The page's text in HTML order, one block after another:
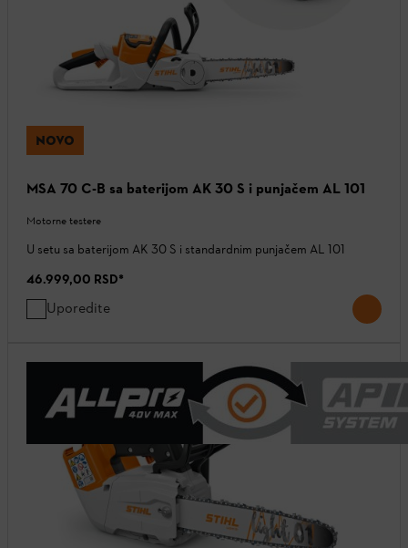
NOVO
MSA 70 C-B sa baterijom AK 30 S i punjačem AL 101
Motorne testere
U setu sa baterijom AK 30 S i standardnim punjačem AL 101
46.999,00 RSD*
Uporedite